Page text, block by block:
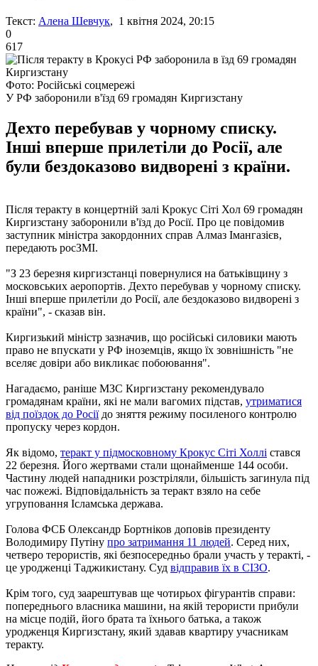
Текст: Алена Шевчук, 1 квітня 2024, 20:15
0
617
Фото: Російські соцмережі
У РФ заборонили в'їзд 69 громадян Киргизстану
Дехто перебував у чорному списку.
Інші вперше прилетіли до Росії, але
були бездоказово видворені з країни.
Після теракту в концертній залі Крокус Сіті Хол 69 громадян
Киргизстану заборонили в'їзд до Росії. Про це повідомив
заступник міністра закордонних справ Алмаз Імангазієв,
передають росЗМІ.
"З 23 березня киргизстанці повернулися на батьківщину з
московських аеропортів. Дехто перебував у чорному списку.
Інші вперше прилетіли до Росії, але бездоказово видворені з
країни", - сказав він.
Киргизький міністр зазначив, що російські силовики мають
право не впускати у РФ іноземців, якщо їх зовнішність "не
вселяє довіри або викликає побоювання".
Нагадаємо, раніше МЗС Киргизстану рекомендувало
громадянам країни, які не мали вагомих підстав, утриматися
від поїздок до Росіїдо зняття режиму посиленого контролю
пропуску через кордон.
Як відомо, теракт у підмосковному Крокус Сіті Холлі стався
22 березня. Його жертвами стали щонайменше 144 особи.
Частину людей нападники розстріляли, більшість загинула під
час пожежі. Відповідальність за теракт взяло на себе
угруповання Ісламська держава.
Голова ФСБ Олександр Бортніков доповів президенту
Володимиру Путіну про затримання 11 людей. Серед них,
четверо терористів, які безпосередньо брали участь у теракті, -
це уродженці Таджикистану. Суд відправив їх в СІЗО.
Крім того, суд заарештував ще чотирьох фігурантів справи:
попереднього власника машини, на якій терористи прибули
на місце подій, його брата та їхнього батька, а також
уродженця Киргизстану, який здавав квартиру учасникам
теракту.